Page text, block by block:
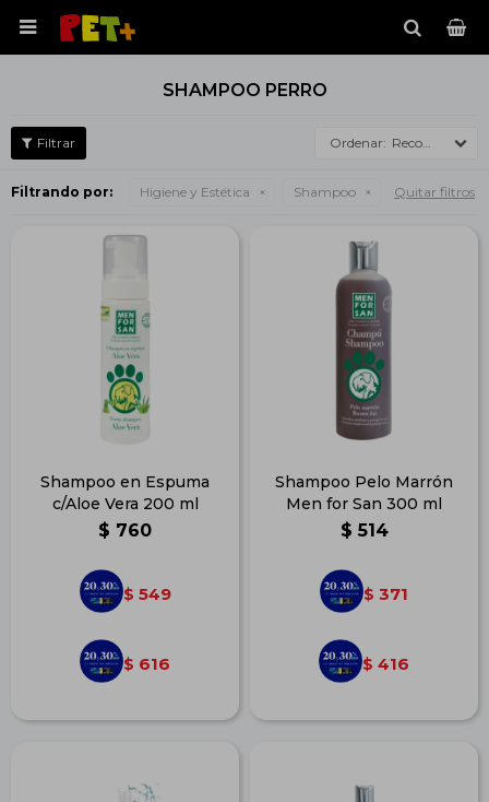

SHAMPOO PERRO
Recomendados
Filtrando por: Higiene y Estética Shampoo Quitar filtros
Shampoo en Espuma
c/Aloe Vera 200 ml
$ 760
$ 549
$ 616
Shampoo Pelo Marrón
Men for San 300 ml
$ 514
$ 371
$ 416